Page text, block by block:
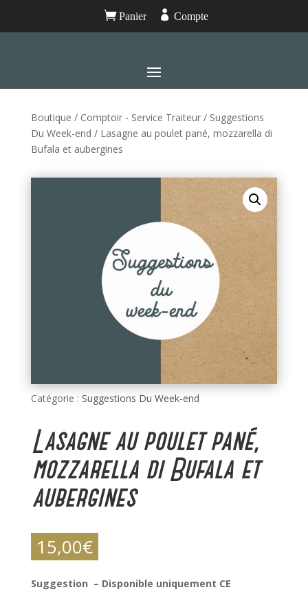
Panier  Compte
Boutique / Comptoir - Service Traiteur/ Suggestions
Du Week-end / Lasagne au poulet pané, mozzarella di
Bufala et aubergines
Catégorie : Suggestions Du Week-end
Lasagne au poulet pané,
mozzarella di Bufala et
aubergines
15,00€
Suggestion – Disponible uniquement CE